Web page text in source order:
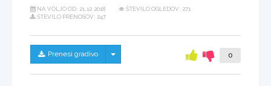
NA VOLJO OD: 21.12.2018
ŠTEVILO OGLEDOV: 271
ŠTEVILO PRENOSOV: 247
Prenesi gradivo Skrij/prikaži meni 0